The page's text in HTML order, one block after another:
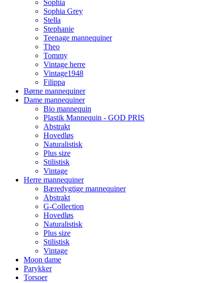
Sophia
Sophia Grey
Stella
Stephanie
Teenage mannequiner
Theo
Tommy
Vintage herre
Vintage1948
Filippa
Børne mannequiner
Dame mannequiner
Bio mannequin
Plastik Mannequin - GOD PRIS
Abstrakt
Hovedløs
Naturalistisk
Plus size
Stilistisk
Vintage
Herre mannequiner
Bæredygtige mannequiner
Abstrakt
G-Collection
Hovedløs
Naturalistisk
Plus size
Stilistisk
Vintage
Moon dame
Parykker
Torsoer